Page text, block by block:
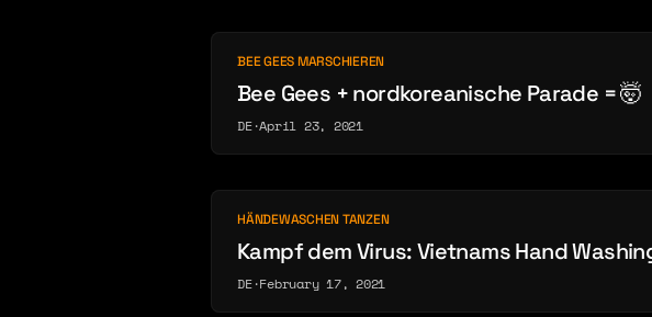
BEE GEES MARSCHIEREN
Bee Gees + nordkoreanische Parade = 🤯
DE·April 23, 2021
HÄNDEWASCHEN TANZEN
Kampf dem Virus: Vietnams Hand
DE·February 17, 2021